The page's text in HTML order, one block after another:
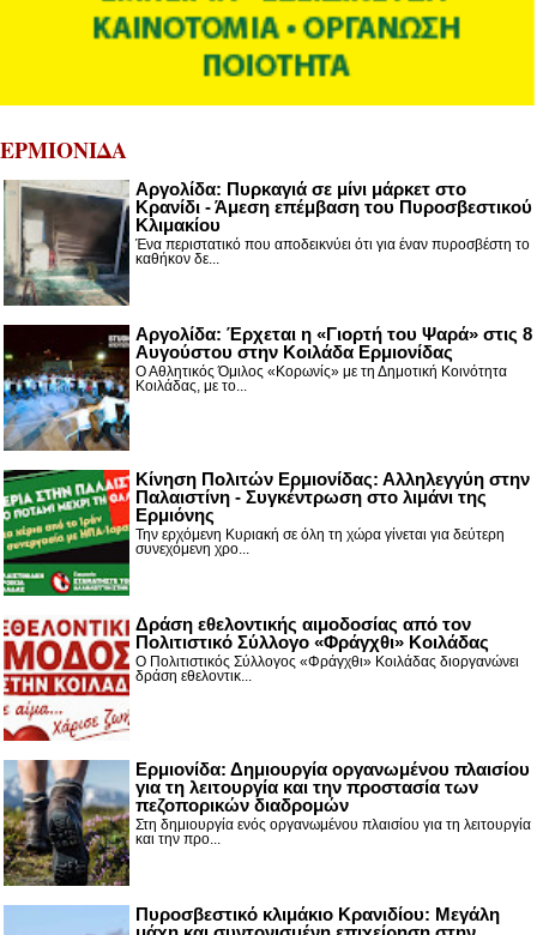
ΕΡΜΙΟΝΙΔΑ
Αργολίδα: Πυρκαγιά σε μίνι μάρκετ στο
Κρανίδι - Άμεση επέμβαση του Πυροσβεστικού
Κλιμακίου
Ένα περιστατικό που αποδεικνύει ότι για έναν πυροσβέστη το
καθήκον δε...
Αργολίδα: Έρχεται η «Γιορτή του Ψαρά» στις 8
Αυγούστου στην Κοιλάδα Ερμιονίδας
Ο Αθλητικός Όμιλος «Κορωνίς» με τη Δημοτική Κοινότητα
Κοιλάδας, με το...
Κίνηση Πολιτών Ερμιονίδας: Αλληλεγγύη στην
Παλαιστίνη - Συγκέντρωση στο λιμάνι της
Ερμιόνης
Την ερχόμενη Κυριακή σε όλη τη χώρα γίνεται για δεύτερη
συνεχόμενη χρο...
Δράση εθελοντικής αιμοδοσίας από τον
Πολιτιστικό Σύλλογο «Φράγχθι» Κοιλάδας
Ο Πολιτιστικός Σύλλογος «Φράγχθι» Κοιλάδας διοργανώνει
δράση εθελοντικ...
Ερμιονίδα: Δημιουργία οργανωμένου πλαισίου
για τη λειτουργία και την προστασία των
πεζοπορικών διαδρομών
Στη δημιουργία ενός οργανωμένου πλαισίου για τη λειτουργία
και την προ...
Πυροσβεστικό κλιμάκιο Κρανιδίου: Μεγάλη